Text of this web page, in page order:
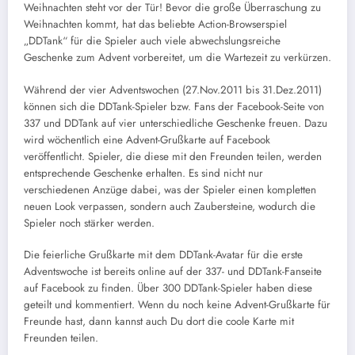
Weihnachten steht vor der Tür! Bevor die große Überraschung zu
Weihnachten kommt, hat das beliebte Action-Browserspiel
„DDTank“ für die Spieler auch viele abwechslungsreiche
Geschenke zum Advent vorbereitet, um die Wartezeit zu verkürzen.
Während der vier Adventswochen (27.Nov.2011 bis 31.Dez.2011)
können sich die DDTank-Spieler bzw. Fans der Facebook-Seite von
337 und DDTank auf vier unterschiedliche Geschenke freuen. Dazu
wird wöchentlich eine Advent-Grußkarte auf Facebook
veröffentlicht. Spieler, die diese mit den Freunden teilen, werden
entsprechende Geschenke erhalten. Es sind nicht nur
verschiedenen Anzüge dabei, was der Spieler einen kompletten
neuen Look verpassen, sondern auch Zaubersteine, wodurch die
Spieler noch stärker werden.
Die feierliche Grußkarte mit dem DDTank-Avatar für die erste
Adventswoche ist bereits online auf der 337- und DDTank-Fanseite
auf Facebook zu finden. Über 300 DDTank-Spieler haben diese
geteilt und kommentiert. Wenn du noch keine Advent-Grußkarte für
Freunde hast, dann kannst auch Du dort die coole Karte mit
Freunden teilen.